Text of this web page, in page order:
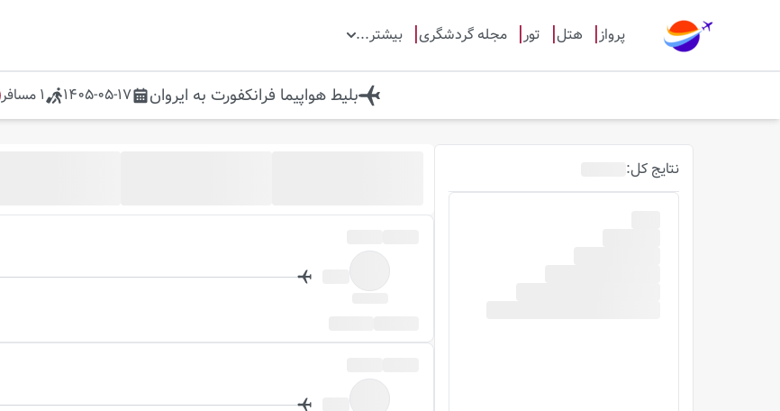
پرواز هتل تور مجله گردشگری بیشتر...
بلیط هواپیما فرانکفورت به ایروان 1405-05-17
1 مسافر
نتایج کل: